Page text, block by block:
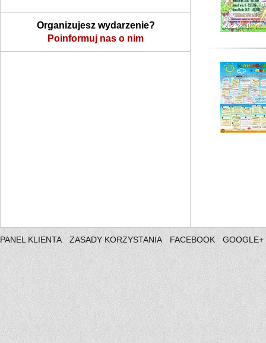
Organizujesz wydarzenie?
Poinformuj nas o nim
PANEL KLIENTA ZASADY KORZYSTANIA FACEBOOK GOOGLE+